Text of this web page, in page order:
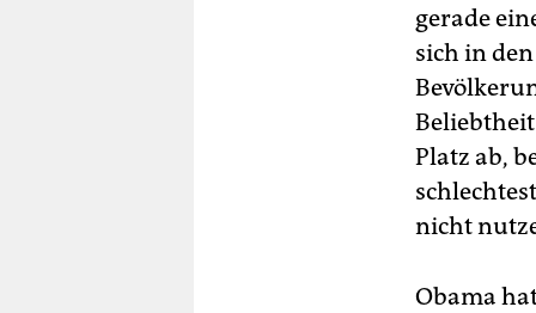
gerade
sich in
Platz ab,
nicht
Obama